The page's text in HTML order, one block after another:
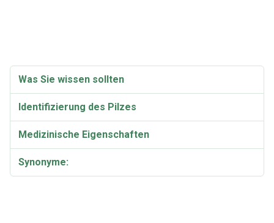
Was Sie wissen sollten
Identifizierung des Pilzes
Medizinische Eigenschaften
Synonyme: